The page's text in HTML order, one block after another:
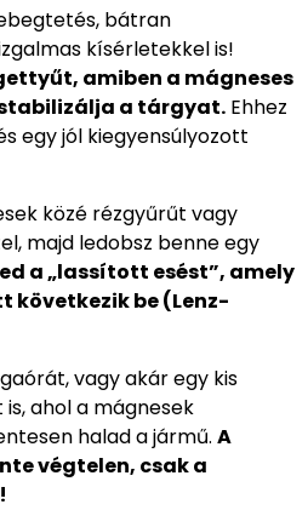
bátran
kísérletekkel is!
amiben a mágneses
a tárgyat. Ehhez
egy jól kiegyensúlyozott
közé rézgyűrűt vagy
majd ledobsz benne egy
a „lassított esést”, amely
következik be (Lenz-
vagy akár egy kis
ahol a mágnesek
halad a jármű. A
végtelen, csak a